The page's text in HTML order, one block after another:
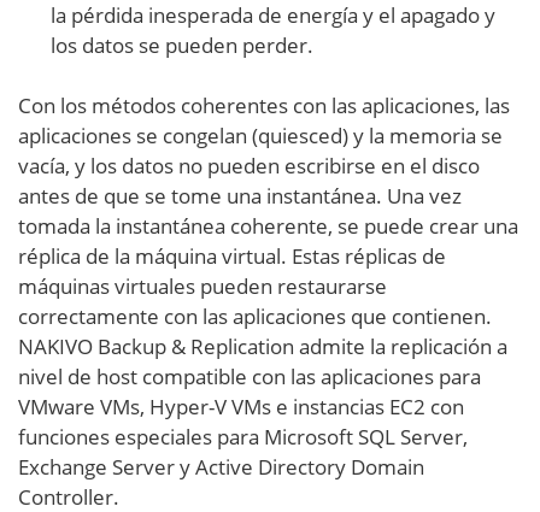
la pérdida inesperada de energía y el apagado y
los datos se pueden perder.
Con los métodos coherentes con las aplicaciones, las
aplicaciones se congelan (quiesced) y la memoria se
vacía, y los datos no pueden escribirse en el disco
antes de que se tome una instantánea. Una vez
tomada la instantánea coherente, se puede crear una
réplica de la máquina virtual. Estas réplicas de
máquinas virtuales pueden restaurarse
correctamente con las aplicaciones que contienen.
NAKIVO Backup & Replication admite la replicación a
nivel de host compatible con las aplicaciones para
VMware VMs, Hyper-V VMs e instancias EC2 con
funciones especiales para Microsoft SQL Server,
Exchange Server y Active Directory Domain
Controller.